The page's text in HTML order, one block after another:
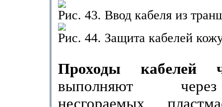
Рис. 43. Ввод кабеля из
Рис. 44. Защита кабелей
Проходы кабелей
выполняют
несгораемых